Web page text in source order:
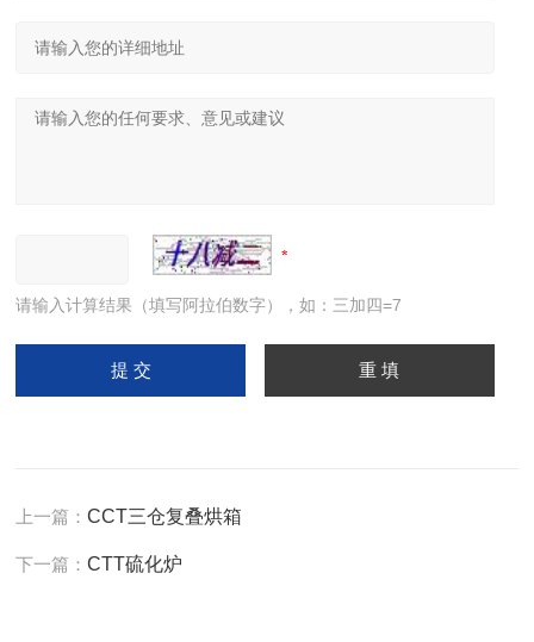
请输入计算结果（填写阿拉伯数字），如：三加四=7
上一篇：CCT三仓复叠烘箱
下一篇：CTT硫化炉